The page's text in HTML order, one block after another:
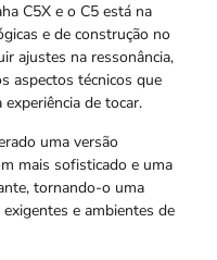
C5X e o C5 está na
e de construção no
ajustes na ressonância,
aspectos técnicos que
de tocar.
uma versão
mais sofisticado e uma
tornando-o uma
e ambientes de